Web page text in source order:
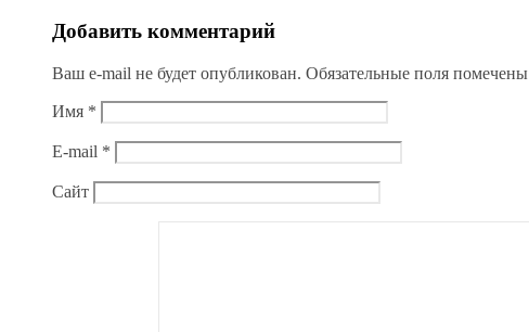
Добавить комментарий
Ваш e-mail не будет опубликован. Обязательные поля помечены
Имя *
E-mail *
Сайт